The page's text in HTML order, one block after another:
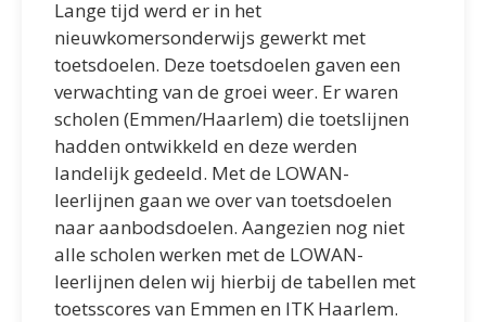
Lange tijd werd er in het
nieuwkomersonderwijs gewerkt met
toetsdoelen. Deze toetsdoelen gaven een
verwachting van de groei weer. Er waren
scholen (Emmen/Haarlem) die toetslijnen
hadden ontwikkeld en deze werden
landelijk gedeeld. Met de LOWAN-
leerlijnen gaan we over van toetsdoelen
naar aanbodsdoelen. Aangezien nog niet
alle scholen werken met de LOWAN-
leerlijnen delen wij hierbij de tabellen met
toetsscores van Emmen en ITK Haarlem.